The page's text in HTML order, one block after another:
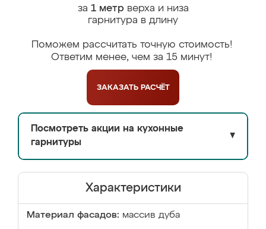
за 1 метрверха и низа
гарнитура в длину
Поможем рассчитать точную стоимость!
Ответим менее, чем за 15 минут!
ЗАКАЗАТЬ РАСЧЁТ
Посмотреть акции на кухонные
гарнитуры
▼
Характеристики
Материал фасадов: массив дуба